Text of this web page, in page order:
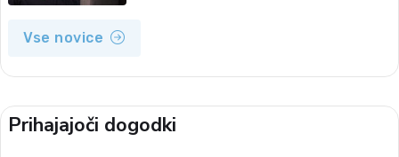
Vse novice
Prihajajoči dogodki